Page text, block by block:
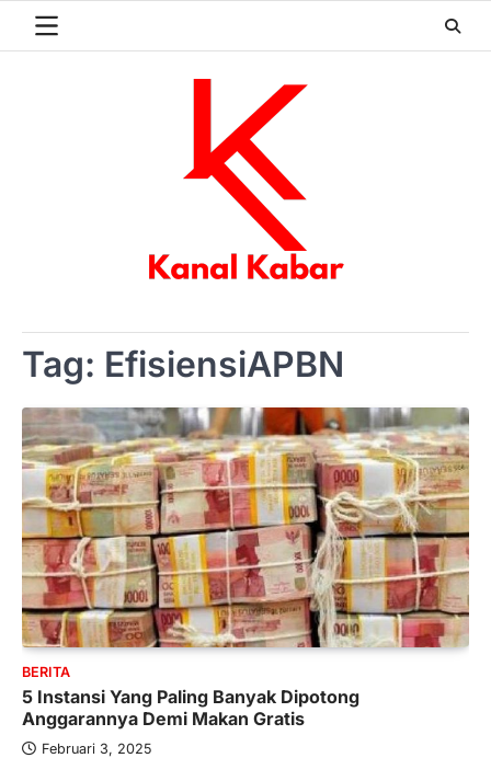
Tag: EfisiensiAPBN
BERITA
5 Instansi Yang Paling Banyak Dipotong
Anggarannya Demi Makan Gratis
Februari 3, 2025